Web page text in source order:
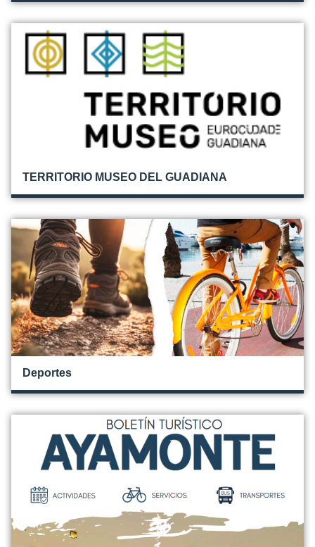
TERRITORIO MUSEO DEL GUADIANA
Deportes